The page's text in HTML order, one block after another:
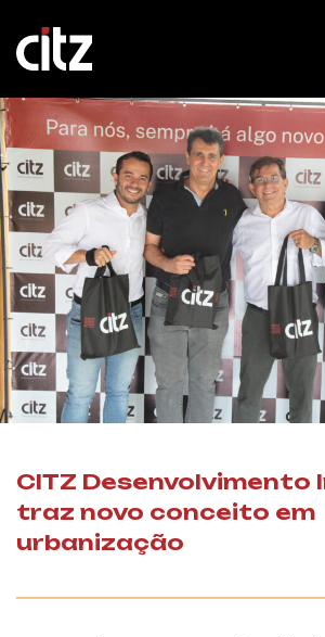
CITZ Desenvolvimento
traz novo conceito em
urbanização